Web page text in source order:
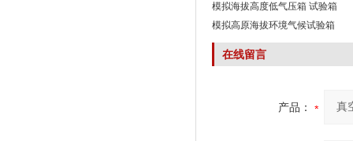
模拟海拔高度低气压箱 试验箱
模拟高原海拔环境气候试验箱
在线留言
产品：